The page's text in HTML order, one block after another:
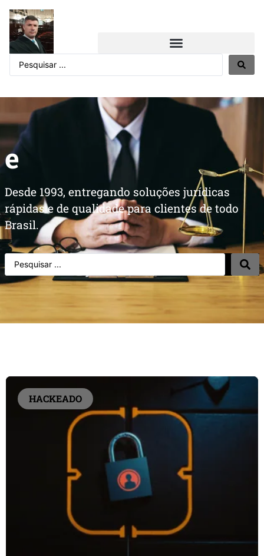
e
Desde 1993, entregando soluções jurídicas
rápidas e de qualidade para clientes de todo
Brasil.
HACKEADO